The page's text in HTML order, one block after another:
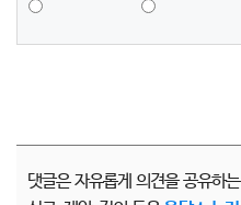
댓글은 자유롭게 의견을 공유하